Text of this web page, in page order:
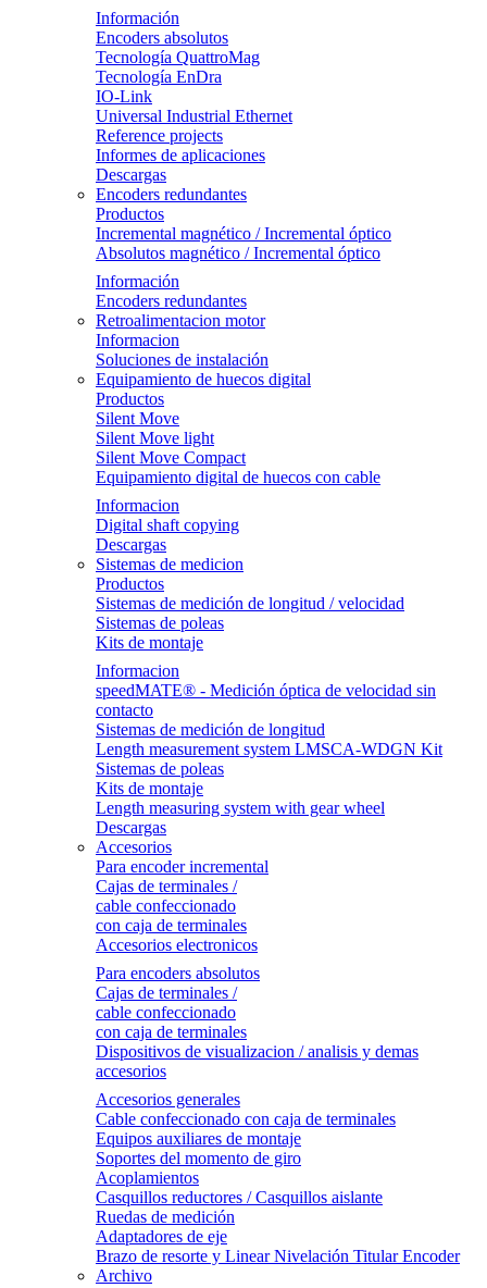
Información
Encoders absolutos
Tecnología QuattroMag
Tecnología EnDra
IO-Link
Universal Industrial Ethernet
Reference projects
Informes de aplicaciones
Descargas
Encoders redundantes
Productos
Incremental magnético / Incremental óptico
Absolutos magnético / Incremental óptico
Información
Encoders redundantes
Retroalimentacion motor
Informacion
Soluciones de instalación
Equipamiento de huecos digital
Productos
Silent Move
Silent Move light
Silent Move Compact
Equipamiento digital de huecos con cable
Informacion
Digital shaft copying
Descargas
Sistemas de medicion
Productos
Sistemas de medición de longitud / velocidad
Sistemas de poleas
Kits de montaje
Informacion
speedMATE® - Medición óptica de velocidad sin
contacto
Sistemas de medición de longitud
Length measurement system LMSCA-WDGN Kit
Sistemas de poleas
Kits de montaje
Length measuring system with gear wheel
Descargas
Accesorios
Para encoder incremental
Cajas de terminales /
cable confeccionado
con caja de terminales
Accesorios electronicos
Para encoders absolutos
Cajas de terminales /
cable confeccionado
con caja de terminales
Dispositivos de visualizacion / analisis y demas
accesorios
Accesorios generales
Cable confeccionado con caja de terminales
Equipos auxiliares de montaje
Soportes del momento de giro
Acoplamientos
Casquillos reductores / Casquillos aislante
Ruedas de medición
Adaptadores de eje
Brazo de resorte y Linear Nivelación Titular Encoder
Archivo